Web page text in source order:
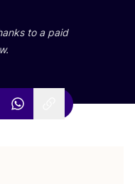
to a paid